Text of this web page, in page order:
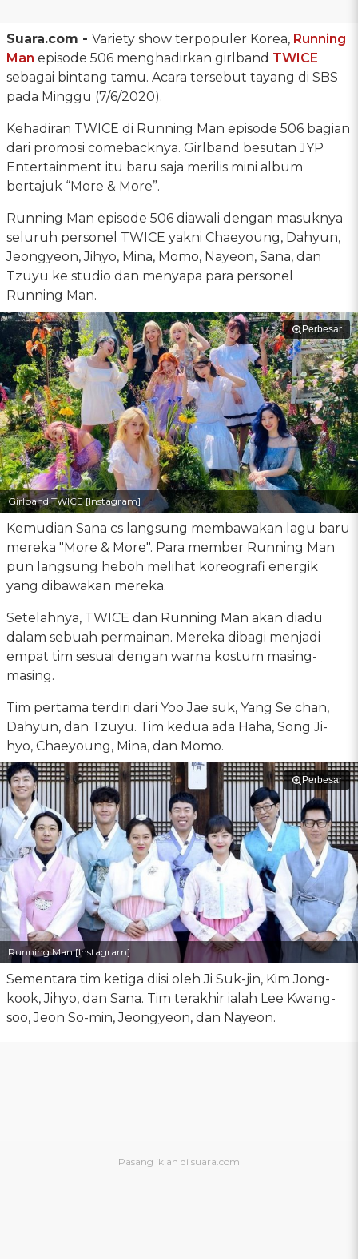
Suara.com - Variety show terpopuler Korea, Running
Man episode 506 menghadirkan girlband TWICE
sebagai bintang tamu. Acara tersebut tayang di SBS
pada Minggu (7/6/2020).
Kehadiran TWICE di Running Man episode 506 bagian
dari promosi comebacknya. Girlband besutan JYP
Entertainment itu baru saja merilis mini album
bertajuk “More & More”.
Running Man episode 506 diawali dengan masuknya
seluruh personel TWICE yakni Chaeyoung, Dahyun,
Jeongyeon, Jihyo, Mina, Momo, Nayeon, Sana, dan
Tzuyu ke studio dan menyapa para personel
Running Man.
Perbesar
Girlband TWICE [Instagram]
Kemudian Sana cs langsung membawakan lagu baru
mereka "More & More". Para member Running Man
pun langsung heboh melihat koreografi energik
yang dibawakan mereka.
Setelahnya, TWICE dan Running Man akan diadu
dalam sebuah permainan. Mereka dibagi menjadi
empat tim sesuai dengan warna kostum masing-
masing.
Tim pertama terdiri dari Yoo Jae suk, Yang Se chan,
Dahyun, dan Tzuyu. Tim kedua ada Haha, Song Ji-
hyo, Chaeyoung, Mina, dan Momo.
Perbesar
Running Man [Instagram]
Sementara tim ketiga diisi oleh Ji Suk-jin, Kim Jong-
kook, Jihyo, dan Sana. Tim terakhir ialah Lee Kwang-
soo, Jeon So-min, Jeongyeon, dan Nayeon.